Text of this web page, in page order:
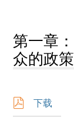
第一章
众的政策
下载